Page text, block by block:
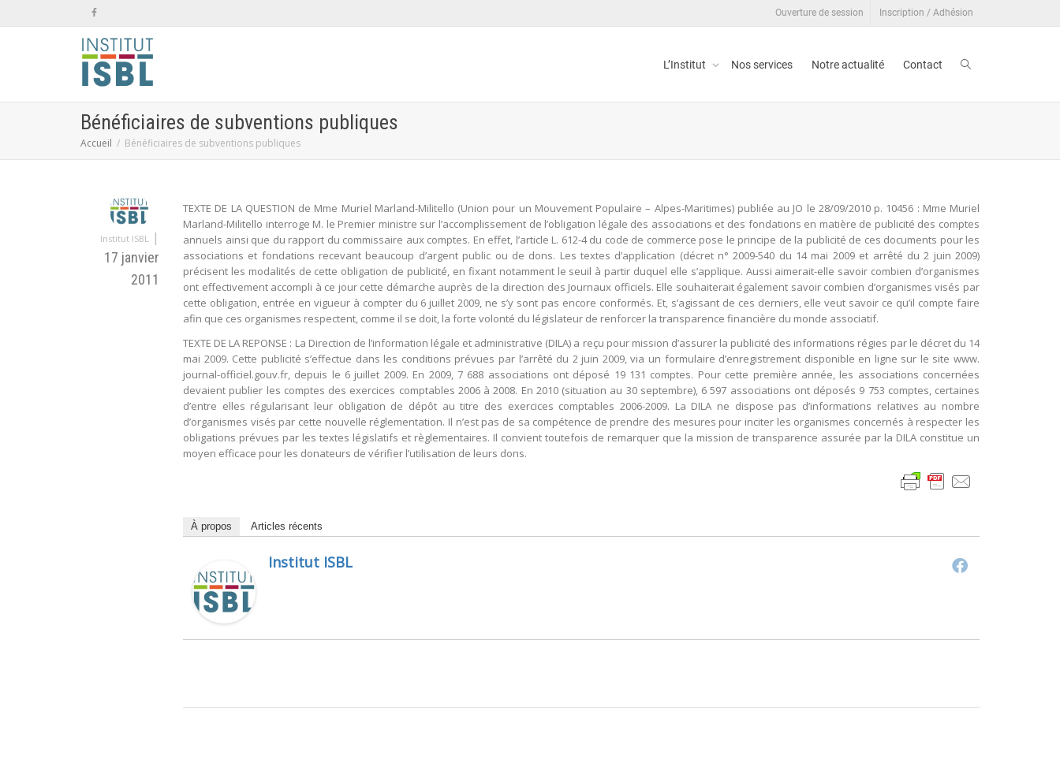
Ouverture de session Inscription / Adhésion
L’Institut Nos services Notre actualité Contact
Bénéficiaires de subventions publiques
Accueil Bénéficiaires de subventions publiques
Institut ISBL |
17 janvier
2011
TEXTE DE LA QUESTION de Mme Muriel Marland-Militello (Union pour un Mouvement Populaire – Alpes-Maritimes) publiée au JO le 28/09/2010 p. 10456 : Mme Muriel
Marland-Militello interroge M. le Premier ministre sur l’accomplissement de l’obligation légale des associations et des fondations en matière de publicité des comptes
annuels ainsi que du rapport du commissaire aux comptes. En effet, l’article L. 612-4 du code de commerce pose le principe de la publicité de ces documents pour les
associations et fondations recevant beaucoup d’argent public ou de dons. Les textes d’application (décret n° 2009-540 du 14 mai 2009 et arrêté du 2 juin 2009)
précisent les modalités de cette obligation de publicité, en fixant notamment le seuil à partir duquel elle s’applique. Aussi aimerait-elle savoir combien d’organismes
ont effectivement accompli à ce jour cette démarche auprès de la direction des Journaux officiels. Elle souhaiterait également savoir combien d’organismes visés par
cette obligation, entrée en vigueur à compter du 6 juillet 2009, ne s’y sont pas encore conformés. Et, s’agissant de ces derniers, elle veut savoir ce qu’il compte faire
afin que ces organismes respectent, comme il se doit, la forte volonté du législateur de renforcer la transparence financière du monde associatif.
TEXTE DE LA REPONSE : La Direction de l’information légale et administrative (DILA) a reçu pour mission d’assurer la publicité des informations régies par le décret du 14
mai 2009. Cette publicité s’effectue dans les conditions prévues par l’arrêté du 2 juin 2009, via un formulaire d’enregistrement disponible en ligne sur le site www.
journal-officiel.gouv.fr, depuis le 6 juillet 2009. En 2009, 7 688 associations ont déposé 19 131 comptes. Pour cette première année, les associations concernées
devaient publier les comptes des exercices comptables 2006 à 2008. En 2010 (situation au 30 septembre), 6 597 associations ont déposés 9 753 comptes, certaines
d’entre elles régularisant leur obligation de dépôt au titre des exercices comptables 2006-2009. La DILA ne dispose pas d’informations relatives au nombre
d’organismes visés par cette nouvelle réglementation. Il n’est pas de sa compétence de prendre des mesures pour inciter les organismes concernés à respecter les
obligations prévues par les textes législatifs et règlementaires. Il convient toutefois de remarquer que la mission de transparence assurée par la DILA constitue un
moyen efficace pour les donateurs de vérifier l’utilisation de leurs dons.
À propos Articles récents
Institut ISBL